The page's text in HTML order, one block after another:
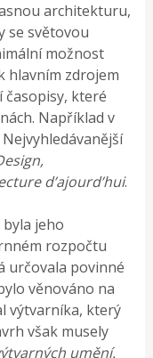
architekturu,
se světovou
možnost
hlavním zdrojem
které
Například v
d’ajourd’hui.
jeho
rozpočtu
určovala povinné
věnováno na
výtvarníka, který
však musely
umění.